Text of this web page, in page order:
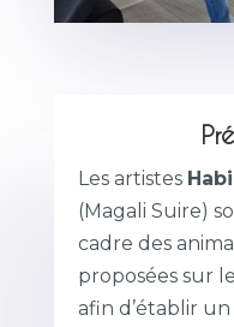
Les artistes
(Magali Suire)
cadre des
proposées sur
afin d’établir